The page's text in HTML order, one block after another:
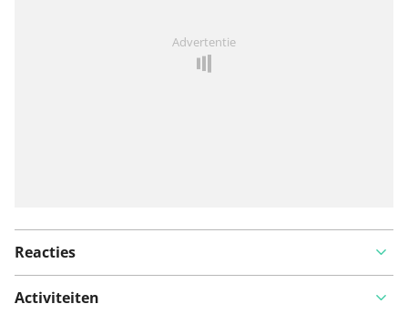
Advertentie
Reacties
Activiteiten